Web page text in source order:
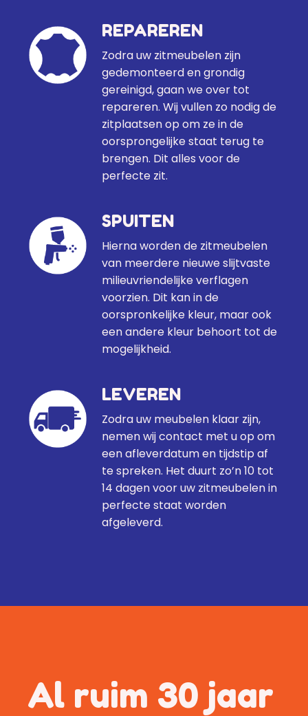
REPAREREN
Zodra uw zitmeubelen zijn
gedemonteerd en grondig
gereinigd, gaan we over tot
repareren. Wij vullen zo nodig de
zitplaatsen op om ze in de
oorsprongelijke staat terug te
brengen. Dit alles voor de
perfecte zit.
SPUITEN
Hierna worden de zitmeubelen
van meerdere nieuwe slijtvaste
milieuvriendelijke verflagen
voorzien. Dit kan in de
oorspronkelijke kleur, maar ook
een andere kleur behoort tot de
mogelijkheid.
LEVEREN
Zodra uw meubelen klaar zijn,
nemen wij contact met u op om
een afleverdatum en tijdstip af
te spreken. Het duurt zo’n 10 tot
14 dagen voor uw zitmeubelen in
perfecte staat worden
afgeleverd.
Al ruim 30 jaar